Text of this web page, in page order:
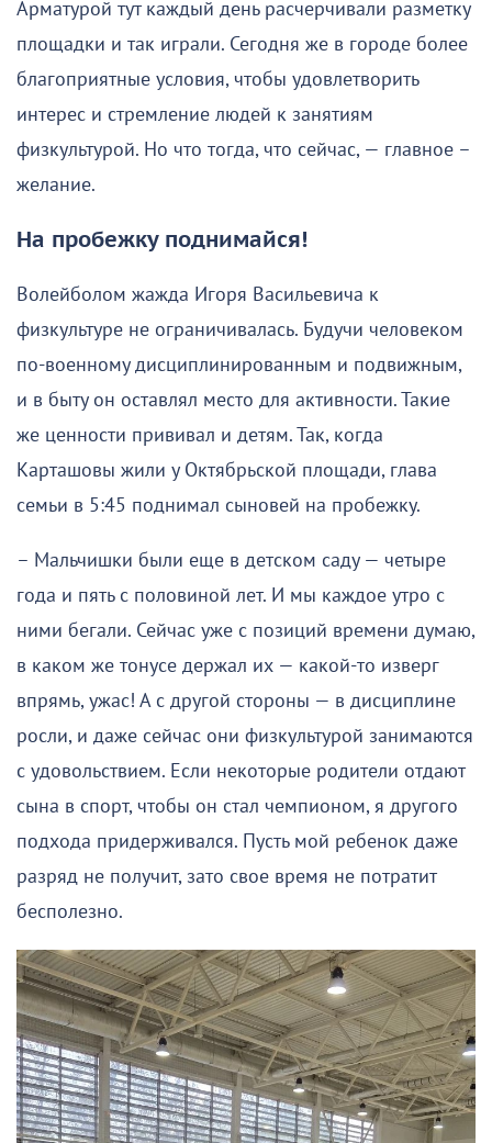
Арматурой тут каждый день расчерчивали разметку
площадки и так играли. Сегодня же в городе более
благоприятные условия, чтобы удовлетворить
интерес и стремление людей к занятиям
физкультурой. Но что тогда, что сейчас, — главное –
желание.
На пробежку поднимайся!
Волейболом жажда Игоря Васильевича к
физкультуре не ограничивалась. Будучи человеком
по-военному дисциплинированным и подвижным,
и в быту он оставлял место для активности. Такие
же ценности прививал и детям. Так, когда
Карташовы жили у Октябрьской площади, глава
семьи в 5:45 поднимал сыновей на пробежку.
– Мальчишки были еще в детском саду — четыре
года и пять с половиной лет. И мы каждое утро с
ними бегали. Сейчас уже с позиций времени думаю,
в каком же тонусе держал их — какой-то изверг
впрямь, ужас! А с другой стороны — в дисциплине
росли, и даже сейчас они физкультурой занимаются
с удовольствием. Если некоторые родители отдают
сына в спорт, чтобы он стал чемпионом, я другого
подхода придерживался. Пусть мой ребенок даже
разряд не получит, зато свое время не потратит
бесполезно.